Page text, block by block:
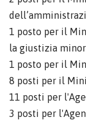
1 posto per il
la giustizia
1 posto per il
8 posti per il
11 posti per
3 posti per